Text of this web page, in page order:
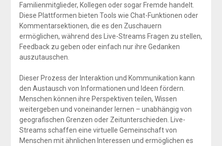
Familienmitglieder, Kollegen oder sogar Fremde handelt.
Diese Plattformen bieten Tools wie Chat-Funktionen oder
Kommentarsektionen, die es den Zuschauern
ermöglichen, während des Live-Streams Fragen zu stellen,
Feedback zu geben oder einfach nur ihre Gedanken
auszutauschen.
Dieser Prozess der Interaktion und Kommunikation kann
den Austausch von Informationen und Ideen fördern.
Menschen können ihre Perspektiven teilen, Wissen
weitergeben und voneinander lernen – unabhängig von
geografischen Grenzen oder Zeitunterschieden. Live-
Streams schaffen eine virtuelle Gemeinschaft von
Menschen mit ähnlichen Interessen und ermöglichen es